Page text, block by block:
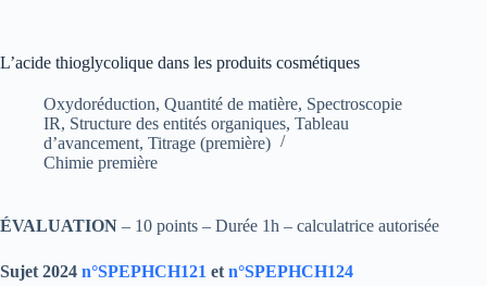
L’acide thioglycolique dans les produits cosmétiques
Oxydoréduction, Quantité de matière, Spectroscopie
IR, Structure des entités organiques, Tableau
d’avancement, Titrage (première)
Chimie première
ÉVALUATION – 10 points – Durée 1h – calculatrice autorisée
Sujet 2024 n°SPEPHCH121 et n°SPEPHCH124